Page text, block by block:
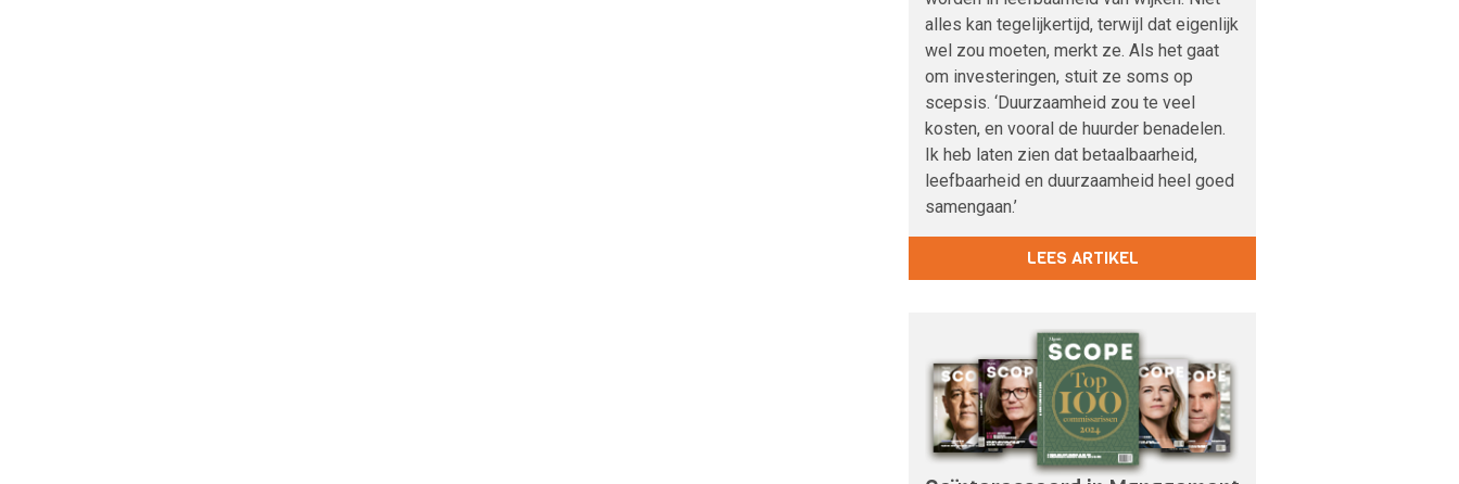
alles kan tegelijkertijd, terwijl dat eigenlijk
wel zou moeten, merkt ze. Als het gaat
om investeringen, stuit ze soms op
scepsis. ‘Duurzaamheid zou te veel
kosten, en vooral de huurder benadelen.
Ik heb laten zien dat betaalbaarheid,
leefbaarheid en duurzaamheid heel goed
samengaan.’
LEES ARTIKEL